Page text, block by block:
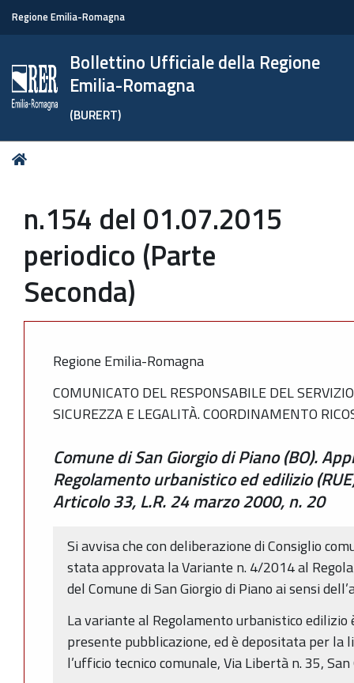
Regione Emilia-Romagna
Bollettino Ufficiale della Regione
Emilia-Romagna
(BURERT)
Tu
n.154 del 01.07.2015
periodico (Parte
Seconda)
Regione Emilia-Romagna
COMUNICATO DEL RESPONSABILE DEL
SICUREZZA E LEGALITÀ. COORDINAMENTO
Comune di San Giorgio di Piano (BO).
Regolamento urbanistico ed edilizio
Articolo 33, L.R. 24 marzo 2000, n. 20
Si avvisa che con deliberazione di Consiglio
stata approvata la Variante n. 4/2014 al
del Comune di San Giorgio di Piano ai sensi
La variante al Regolamento urbanistico
presente pubblicazione, ed è depositata per la
l’ufficio tecnico comunale, Via Libertà n. 35, San